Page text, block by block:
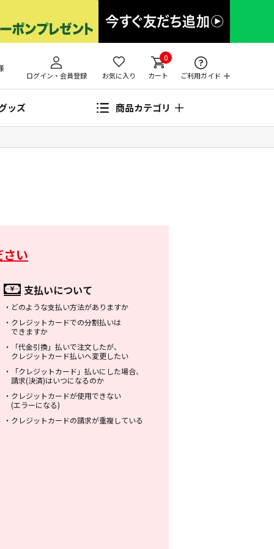
ログイン・会員登録 お気に入り
0
カート ご利用ガイド
ッズ 商品カテゴリ
い
支払いについて
・ どのような支払い方法がありますか
・ クレジットカードでの分割払いは
できますか
・
「代金引換」払いで注文したが、
クレジットカード払いへ変更したい
・
「クレジットカード」払いにした場合、
請求(決済)はいつになるのか
・ クレジットカードが使用できない
(エラーになる)
・ クレジットカードの請求が重複している